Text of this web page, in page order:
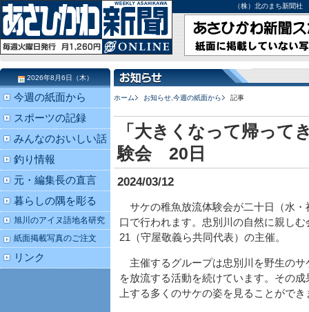
（株）北のまち新聞
ホーム お知らせ 今週の紙面から 記事
「大きくなって帰って
験会 20日
2024/03/12
サケの稚魚放流体験会が二十日（水・
口で行われます。忠別川の自然に親し
21（守屋敬義ら共同代表）の主催。
主催するグループは忠別川を野生のサ
を放流する活動を続けています。その
上する多くのサケの姿を見ることができ
2026年8月6日（木）
今週の紙面から
スポーツの記録
みんなのおいしい話
釣り情報
元・編集長の直言
暮らしの隅を彫る
旭川のアイヌ語地名研究
紙面掲載写真のご注文
リンク